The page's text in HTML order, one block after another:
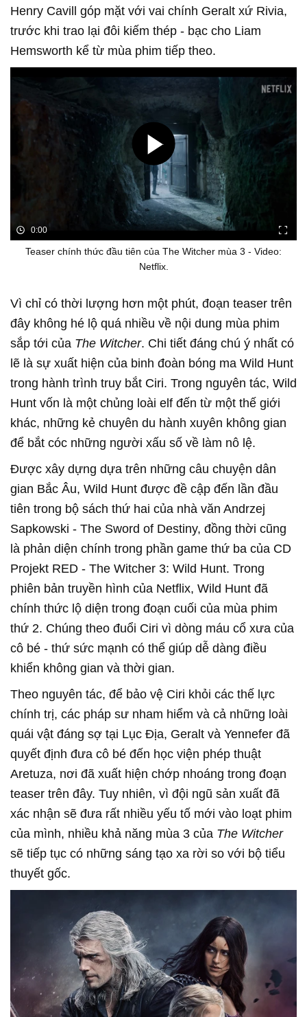
Henry Cavill góp mặt với vai chính Geralt xứ Rivia,
trước khi trao lại đôi kiếm thép - bạc cho Liam
Hemsworth kể từ mùa phim tiếp theo.
0:00
Teaser chính thức đầu tiên của The Witcher mùa 3 - Video:
Netflix.
Vì chỉ có thời lượng hơn một phút, đoạn teaser trên
đây không hé lộ quá nhiều về nội dung mùa phim
sắp tới của The Witcher. Chi tiết đáng chú ý nhất có
lẽ là sự xuất hiện của binh đoàn bóng ma Wild Hunt
trong hành trình truy bắt Ciri. Trong nguyên tác, Wild
Hunt vốn là một chủng loài elf đến từ một thế giới
khác, những kẻ chuyên du hành xuyên không gian
để bắt cóc những người xấu số về làm nô lệ.
Được xây dựng dựa trên những câu chuyện dân
gian Bắc Âu, Wild Hunt được đề cập đến lần đầu
tiên trong bộ sách thứ hai của nhà văn Andrzej
Sapkowski - The Sword of Destiny, đồng thời cũng
là phản diện chính trong phần game thứ ba của CD
Projekt RED - The Witcher 3: Wild Hunt. Trong
phiên bản truyền hình của Netflix, Wild Hunt đã
chính thức lộ diện trong đoạn cuối của mùa phim
thứ 2. Chúng theo đuổi Ciri vì dòng máu cổ xưa của
cô bé - thứ sức mạnh có thể giúp dễ dàng điều
khiển không gian và thời gian.
Theo nguyên tác, để bảo vệ Ciri khỏi các thế lực
chính trị, các pháp sư nham hiểm và cả những loài
quái vật đáng sợ tại Lục Địa, Geralt và Yennefer đã
quyết định đưa cô bé đến học viện phép thuật
Aretuza, nơi đã xuất hiện chớp nhoáng trong đoạn
teaser trên đây. Tuy nhiên, vì đội ngũ sản xuất đã
xác nhận sẽ đưa rất nhiều yếu tố mới vào loạt phim
của mình, nhiều khả năng mùa 3 của The Witcher
sẽ tiếp tục có những sáng tạo xa rời so với bộ tiểu
thuyết gốc.